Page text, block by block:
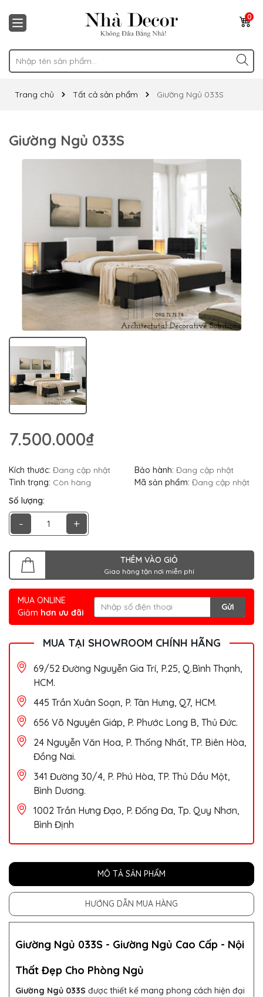
0
Trang chủ Tất cả sản phẩm Giường Ngủ 033S
Giường Ngủ 033S
7.500.000₫
Kích thước: Đang cập nhật Bảo hành: Đang cập nhật
Tình trạng: Còn hàng Mã sản phẩm: Đang cập nhật
Số lượng:
- +
THÊM VÀO GIỎ
Giao hàng tận nơi miễn phí
MUA ONLINE
Giảm hơn ưu đãi
Gửi
MUA TẠI SHOWROOM CHÍNH HÃNG
69/52 Đường Nguyễn Gia Trí, P.25, Q.Bình Thạnh,
HCM.
445 Trần Xuân Soạn, P. Tân Hưng, Q7, HCM.
656 Võ Nguyên Giáp, P. Phước Long B, Thủ Đức.
24 Nguyễn Văn Hoa, P. Thống Nhất, TP. Biên Hòa,
Đồng Nai.
341 Đường 30/4, P. Phú Hòa, TP. Thủ Dầu Một,
Bình Dương.
1002 Trần Hưng Đạo, P. Đống Đa, Tp. Quy Nhơn,
Bình Định
MÔ TẢ SẢN PHẨM
HƯỚNG DẪN MUA HÀNG
Giường Ngủ 033S - Giường Ngủ Cao Cấp - Nội
Thất Đẹp Cho Phòng Ngủ
Giường Ngủ 033S được thiết kế mang phong cách hiện đại